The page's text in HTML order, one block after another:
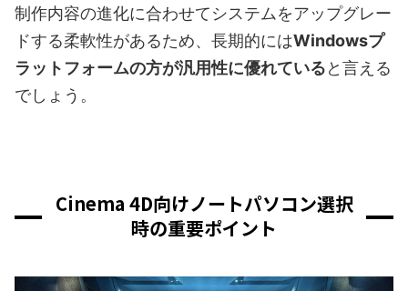
制作内容の進化に合わせてシステムをアップグレー
ドする柔軟性があるため、長期的にはWindowsプ
ラットフォームの方が汎用性に優れていると言える
でしょう。
Cinema 4D向けノートパソコン選択
時の重要ポイント